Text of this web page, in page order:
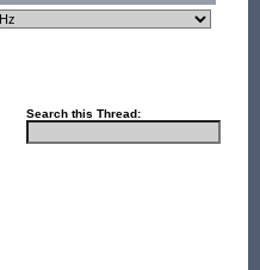
Search this Thread: